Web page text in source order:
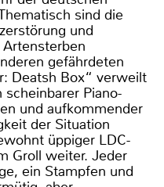
sind die
und
gefährdeten
Deatsh Box“ verweilt
Piano-
und aufkommender
der Situation
üppiger LDC-
Groll weiter. Jeder
ein Stampfen und